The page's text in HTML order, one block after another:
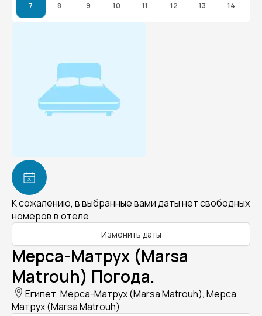
7 8 9 10 11 12 13 14
К сожалению, в выбранные вами даты нет свободных
номеров в отеле
Изменить даты
Мерса-Матрух (Marsa
Matrouh) Погода.
Египет, Мерса-Матрух (Marsa Matrouh), Мерса
Матрух (Marsa Matrouh)